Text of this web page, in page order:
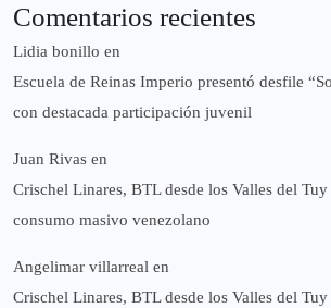
Comentarios recientes
Lidia bonillo en
Escuela de Reinas Imperio presentó desfile
con destacada participación juvenil
Juan Rivas en
Crischel Linares, BTL desde los Valles del
consumo masivo venezolano
Angelimar villarreal en
Crischel Linares, BTL desde los Valles del